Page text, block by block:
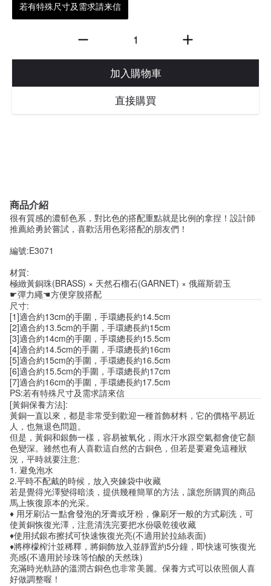
若有特殊尺寸及需求請来信
加入購物車
直接購買
商品介紹
很有質感的濃郁色系，對比色的搭配重點就是比例的拿捏！設計師
推薦給勇於嘗試，喜歡活用色彩搭配的朋友們！
編號:E3071
材質:
極緻黃銅珠(BRASS) × 天然石榴石(GARNET) × 俄羅斯碧玉
☛彈力繩☚方便穿脫搭配
尺寸:
[1]適合約13cm的手圍，手環總長約14.5cm
[2]適合約13.5cm的手圍，手環總長約15cm
[3]適合約14cm的手圍，手環總長約15.5cm
[4]適合約14.5cm的手圍，手環總長約16cm
[5]適合約15cm的手圍，手環總長約16.5cm
[6]適合約15.5cm的手圍，手環總長約17cm
[7]適合約16cm的手圍，手環總長約17.5cm
PS:若有特殊尺寸及需求請來信
[黃銅保養方法]:
黃銅一直以來，都是非常受到歡迎一種首飾材料，它的價格平易近
人，也無退色問題。
但是，黃銅和銀飾一樣，容易被氧化，雨水汗水跟空氣都會使它顏
色變深。雖然也有人喜歡這自然的古銅色，但若是要避免這種狀
況，平時就要注意:
1. 避免泡水
2.平時不配戴的時候，放入夾鍊袋中收藏
若是覺得光澤變得暗淡，提供幾種簡單的方法，讓您所購買的商品
馬上恢復原本的光采。
♦ 用牙刷沾一點會發泡的牙膏或牙粉，像刷牙一般的方式刷洗，可
使黃銅恢復光澤，注意清洗完要把水份吸乾後收藏
♦使用拭銀布擦拭可快速恢復光亮(不適用於拉絲表面)
♦將檸檬榨汁並稀釋，將銅飾放入並靜置約5分鐘，即快速可恢復光
亮感(不適用於珍珠等怕酸的天然珠)
充滿時光軌跡的溫潤古銅色也非常美麗。保養方式可以依照個人喜
好做調整喔！